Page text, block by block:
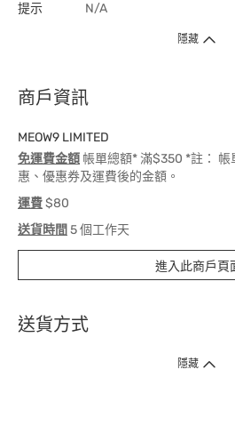
提示 N/A
隱藏
商戶資訊
MEOW9 LIMITED
免運費金額 帳單總額* 滿$350 *註：
惠、優惠券及運費後的金額。
運費$80
送貨時間 5 個工作天
進入此商戶頁
送貨方式
1. 送貨到府（受衛生署條例規管產品除外 ）
隱藏